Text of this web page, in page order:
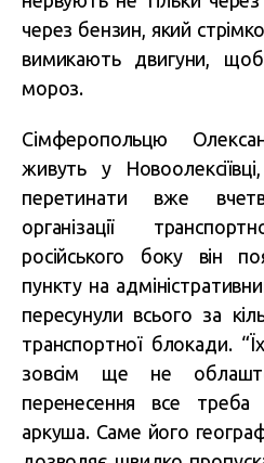
через бензин, який
вимикають двигуни, щоб
мороз.
Сімферопольцю
живуть у
перетинати вже
організації
російського боку він
пункту на
пересунули всього за
транспортної блокади.
зовсім ще не
перенесення все
аркуша. Саме його